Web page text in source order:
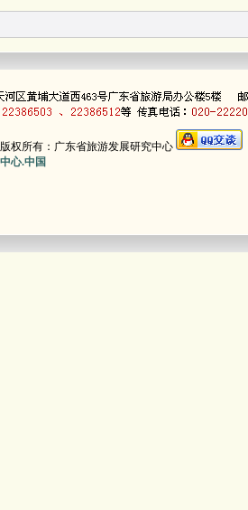
所有：广东省旅游发展研究中心
心.中国